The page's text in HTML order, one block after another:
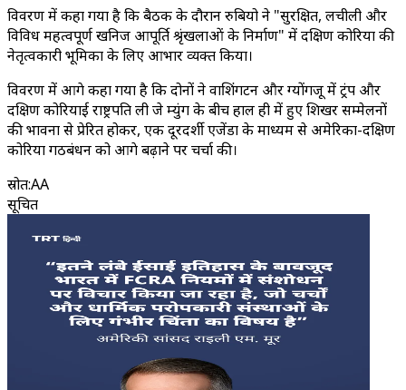
विवरण में कहा गया है कि बैठक के दौरान रुबियो ने "सुरक्षित, लचीली और
विविध महत्वपूर्ण खनिज आपूर्ति श्रृंखलाओं के निर्माण" में दक्षिण कोरिया की
नेतृत्वकारी भूमिका के लिए आभार व्यक्त किया।
विवरण में आगे कहा गया है कि दोनों ने वाशिंगटन और ग्योंगजू में ट्रंप और
दक्षिण कोरियाई राष्ट्रपति ली जे म्युंग के बीच हाल ही में हुए शिखर सम्मेलनों
की भावना से प्रेरित होकर, एक दूरदर्शी एजेंडा के माध्यम से अमेरिका-दक्षिण
कोरिया गठबंधन को आगे बढ़ाने पर चर्चा की।
स्रोत:AA
सूचित